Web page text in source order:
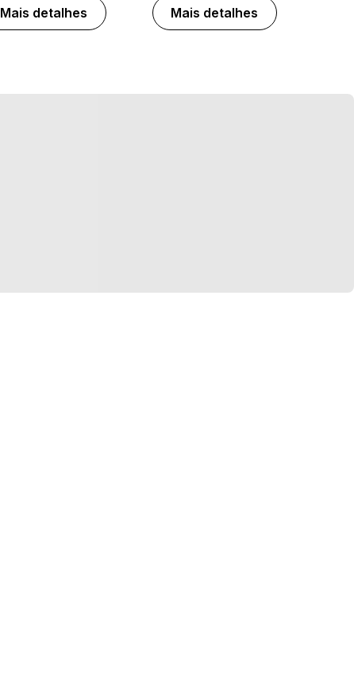
Mais detalhes Mais detalhes